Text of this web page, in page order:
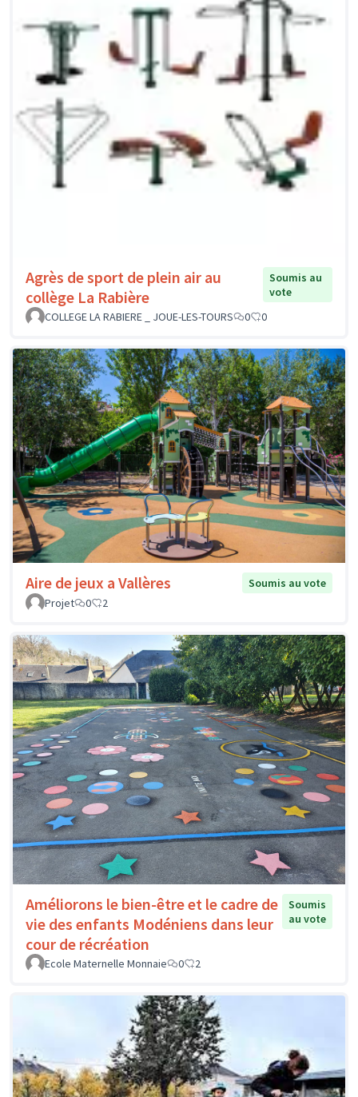
Agrès de sport de plein air au
collège La Rabière
Soumis au
vote
COLLEGE LA RABIERE _ JOUE-LES-TOURS
0 0
Aire de jeux a Vallères
Soumis au vote
Projet
0 2
Améliorons le bien-être et le cadre de
vie des enfants Modéniens dans leur
cour de récréation
Soumis
au vote
Ecole Maternelle Monnaie 0 2